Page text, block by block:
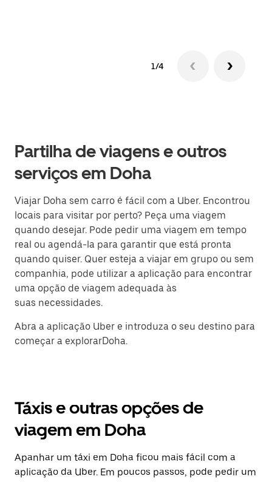
1/4
Partilha de viagens e outros
serviços em Doha
Viajar Doha sem carro é fácil com a Uber. Encontrou
locais para visitar por perto? Peça uma viagem
quando desejar. Pode pedir uma viagem em tempo
real ou agendá-la para garantir que está pronta
quando quiser. Quer esteja a viajar em grupo ou sem
companhia, pode utilizar a aplicação para encontrar
uma opção de viagem adequada às
suas necessidades.
Abra a aplicação Uber e introduza o seu destino para
começar a explorarDoha.
Táxis e outras opções de
viagem em Doha
Apanhar um táxi em Doha ficou mais fácil com a
aplicação da Uber. Em poucos passos, pode pedir um